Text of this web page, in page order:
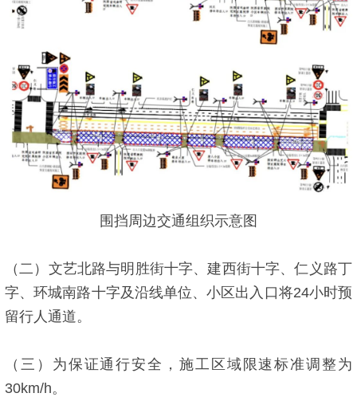
围挡周边交通组织示意图
（二）文艺北路与明胜街十字、建西街十字、仁义路丁
字、环城南路十字及沿线单位、小区出入口将24小时预
留行人通道。
（三）为保证通行安全，施工区域限速标准调整为
30km/h。